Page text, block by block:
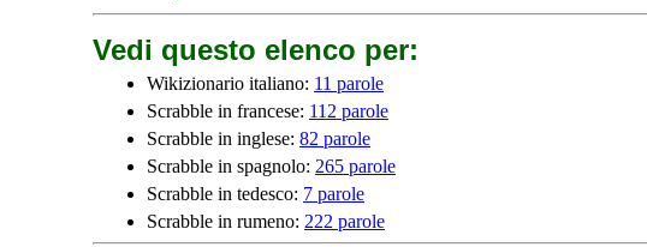
Vedi questo elenco per:
Wikizionario italiano: 11 parole
Scrabble in francese: 112 parole
Scrabble in inglese: 82 parole
Scrabble in spagnolo: 265 parole
Scrabble in tedesco: 7 parole
Scrabble in rumeno: 222 parole